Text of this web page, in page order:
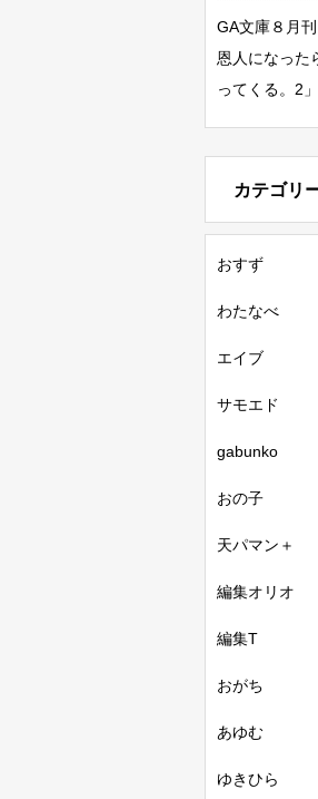
GA文庫８月
恩人になった
ってくる。2
カテゴリ
おすず
わたなべ
エイブ
サモエド
gabunko
おの子
天パマン＋
編集オリオ
編集T
おがち
あゆむ
ゆきひら